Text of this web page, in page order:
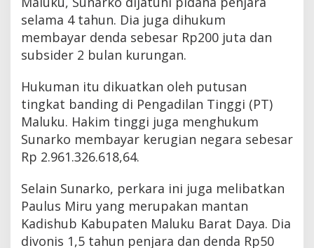
selama 4 tahun. Dia juga dihukum
membayar denda sebesar Rp200 juta dan
subsider 2 bulan kurungan.
Hukuman itu dikuatkan oleh putusan
tingkat banding di Pengadilan Tinggi (PT)
Maluku. Hakim tinggi juga menghukum
Sunarko membayar kerugian negara sebesar
Rp 2.961.326.618,64.
Selain Sunarko, perkara ini juga melibatkan
Paulus Miru yang merupakan mantan
Kadishub Kabupaten Maluku Barat Daya. Dia
divonis 1,5 tahun penjara dan denda Rp50